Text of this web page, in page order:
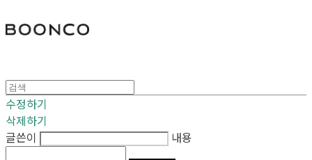
수정하기
삭제하기
글쓴이
내용